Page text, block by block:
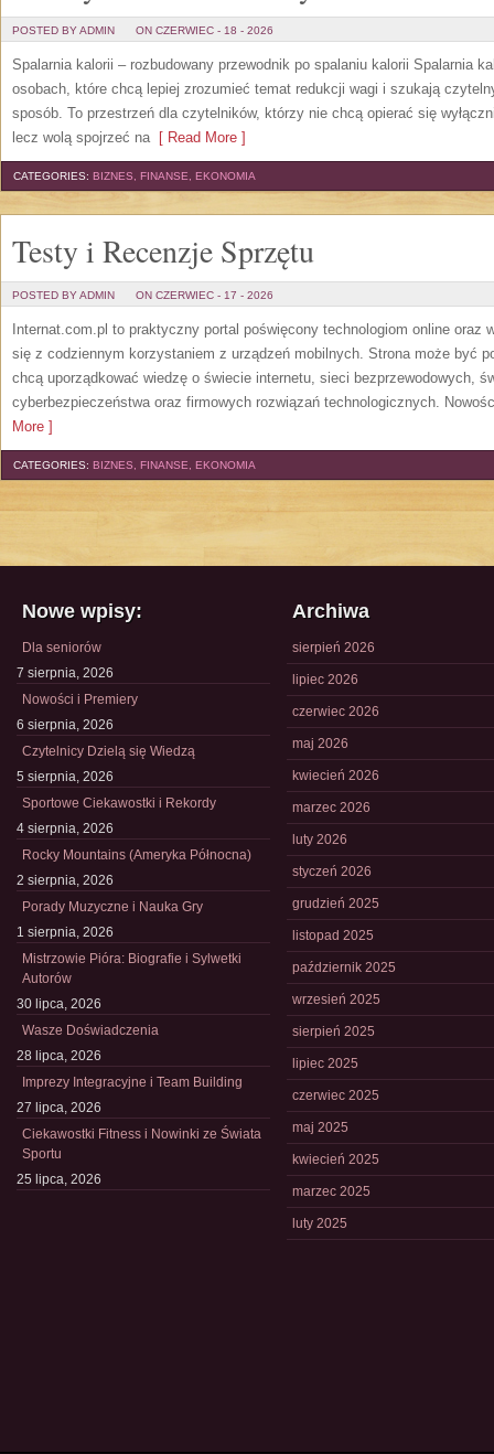
POSTED BY ADMIN ON CZERWIEC - 18 - 2026
Spalarnia kalorii – rozbudowany przewodnik po spalaniu kalorii Spalarnia
osobach, które chcą lepiej zrozumieć temat redukcji wagi i szukają
sposób. To przestrzeń dla czytelników, którzy nie chcą opierać się
lecz wolą spojrzeć na[ Read More ]
CATEGORIES: BIZNES, FINANSE, EKONOMIA
Testy i Recenzje Sprzętu
POSTED BY ADMIN ON CZERWIEC - 17 - 2026
Internat.com.pl to praktyczny portal poświęcony technologiom online oraz
się z codziennym korzystaniem z urządzeń mobilnych. Strona może być
chcą uporządkować wiedzę o świecie internetu, sieci bezprzewodowych,
cyberbezpieczeństwa oraz firmowych rozwiązań technologicznych.
More ]
CATEGORIES: BIZNES, FINANSE, EKONOMIA
Nowe wpisy:
Dla seniorów
7 sierpnia, 2026
Nowości i Premiery
6 sierpnia, 2026
Czytelnicy Dzielą się Wiedzą
5 sierpnia, 2026
Sportowe Ciekawostki i Rekordy
4 sierpnia, 2026
Rocky Mountains (Ameryka Północna)
2 sierpnia, 2026
Porady Muzyczne i Nauka Gry
1 sierpnia, 2026
Mistrzowie Pióra: Biografie i Sylwetki
Autorów
30 lipca, 2026
Wasze Doświadczenia
28 lipca, 2026
Imprezy Integracyjne i Team Building
27 lipca, 2026
Ciekawostki Fitness i Nowinki ze Świata
Sportu
25 lipca, 2026
Archiwa
sierpień 2026
lipiec 2026
czerwiec 2026
maj 2026
kwiecień 2026
marzec 2026
luty 2026
styczeń 2026
grudzień 2025
listopad 2025
październik 2025
wrzesień 2025
sierpień 2025
lipiec 2025
czerwiec 2025
maj 2025
kwiecień 2025
marzec 2025
luty 2025